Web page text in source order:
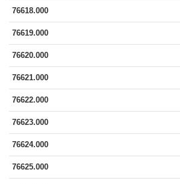
76618.000
76619.000
76620.000
76621.000
76622.000
76623.000
76624.000
76625.000